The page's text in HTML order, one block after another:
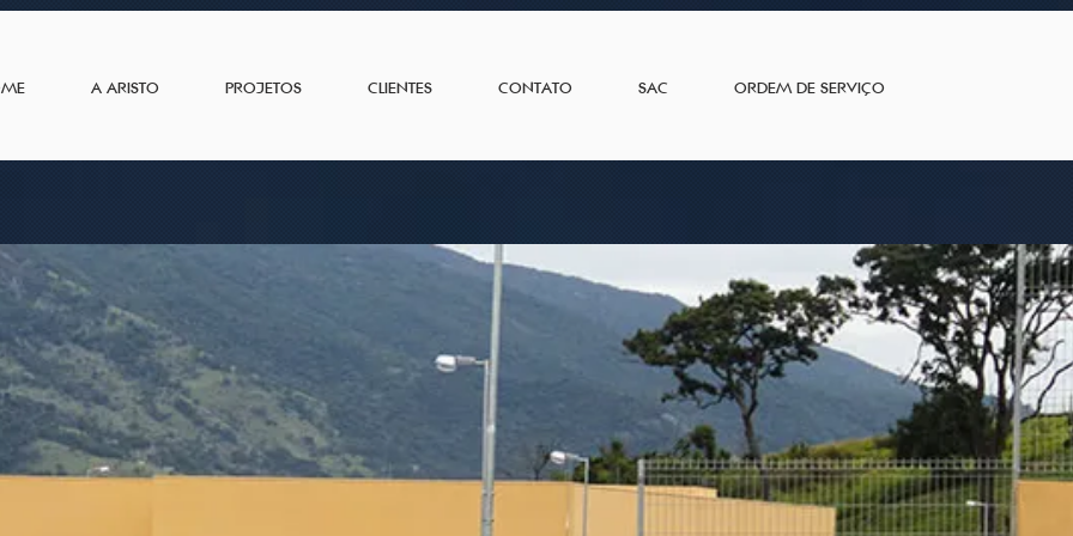
A ARISTO PROJETOS CLIENTES CONTATO SAC ORDEM DE SERVIÇO